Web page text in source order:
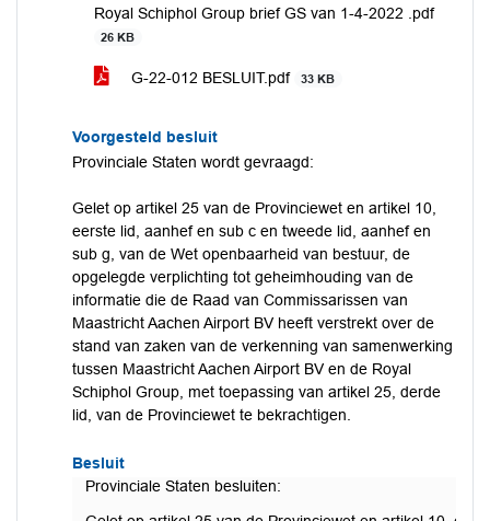
Royal Schiphol Group brief GS van 1-4-2022 .pdf
26 KB
G-22-012 BESLUIT.pdf 33 KB
Voorgesteld besluit
Provinciale Staten wordt gevraagd:
Gelet op artikel 25 van de Provinciewet en artikel 10,
eerste lid, aanhef en sub c en tweede lid, aanhef en
sub g, van de Wet openbaarheid van bestuur, de
opgelegde verplichting tot geheimhouding van de
informatie die de Raad van Commissarissen van
Maastricht Aachen Airport BV heeft verstrekt over de
stand van zaken van de verkenning van samenwerking
tussen Maastricht Aachen Airport BV en de Royal
Schiphol Group, met toepassing van artikel 25, derde
lid, van de Provinciewet te bekrachtigen.
Besluit
Provinciale Staten besluiten: